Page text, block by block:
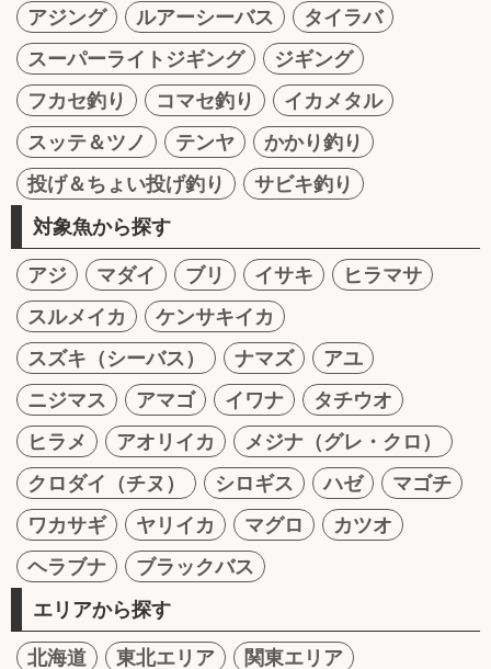
アジング
ルアーシーバス
タイラバ
スーパーライトジギング
ジギング
フカセ釣り
コマセ釣り
イカメタル
スッテ＆ツノ
テンヤ
かかり釣り
投げ＆ちょい投げ釣り
サビキ釣り
対象魚から探す
アジ マダイ ブリ イサキ
ヒラマサ
スルメイカ
ケンサキイカ
スズキ（シーバス）
ナマズ
アユ
ニジマス
アマゴ イワナ
タチウオ
ヒラメ
アオリイカ
メジナ（グレ・クロ）
クロダイ（チヌ）
シロギス ハゼ
マゴチ
ワカサギ
ヤリイカ マグロ
カツオ
ヘラブナ
ブラックバス
エリアから探す
北海道 東北エリア
関東エリア